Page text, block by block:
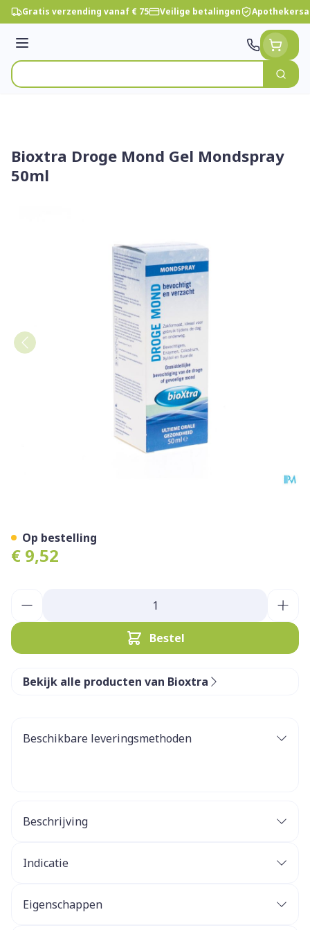
Ga naar de inhoud
Gratis verzending vanaf € 75 Veilige betalingen
Menu
Product, merk, categorie...
Zoek
Bioxtra Droge Mond Gel Mondspray
50ml
€ 9,52
Bestel
Op bestelling
Bekijk alle producten van Bioxtra
Beschikbare leveringsmethoden
Beschrijving
Indicatie
Eigenschappen